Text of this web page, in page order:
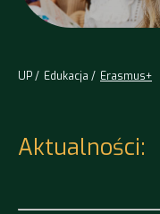
UP Edukacja Erasmus+
Aktualności: